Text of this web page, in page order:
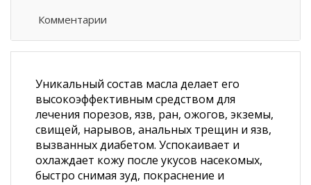
Комментарии
Уникальный состав масла делает его
высокоэффективным средством для
лечения порезов, язв, ран, ожогов, экземы,
свищей, нарывов, анальных трещин и язв,
вызванных диабетом. Успокаивает и
охлаждает кожу после укусов насекомых,
быстро снимая зуд, покраснение и